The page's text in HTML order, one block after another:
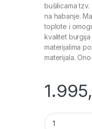
bušilicama
na habanje.
toplote i
kvalitet
materijalima
materijala.
Burgija za